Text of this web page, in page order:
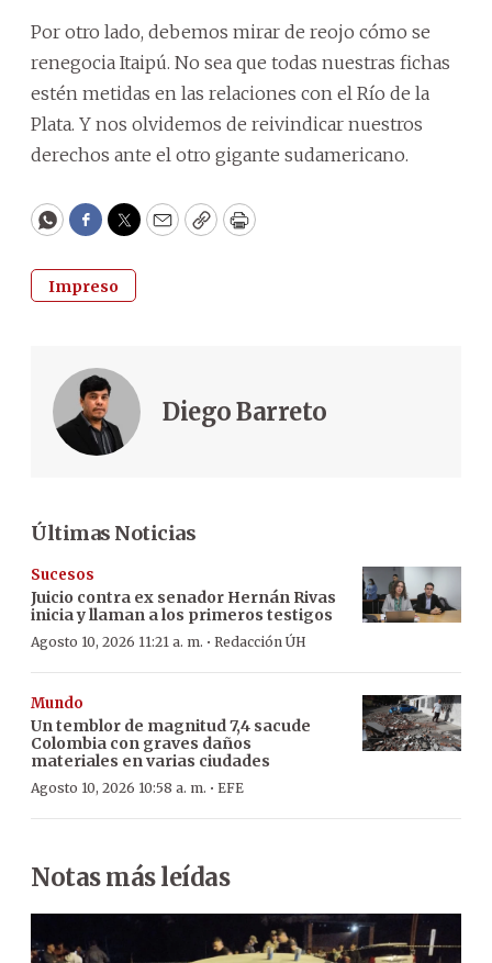
Por otro lado, debemos mirar de reojo cómo se
renegocia Itaipú. No sea que todas nuestras fichas
estén metidas en las relaciones con el Río de la
Plata. Y nos olvidemos de reivindicar nuestros
derechos ante el otro gigante sudamericano.
WhatsApp
Facebook
Twitter
EmailCopyPrint
Impreso
Diego Barreto
Últimas Noticias
Sucesos
Juicio contra ex senador Hernán Rivas
inicia y llaman a los primeros testigos
Agosto 10, 2026 11:21 a. m. · Redacción ÚH
Mundo
Un temblor de magnitud 7,4 sacude
Colombia con graves daños
materiales en varias ciudades
Agosto 10, 2026 10:58 a. m. · EFE
Notas más leídas